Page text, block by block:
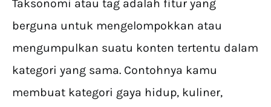
Taksonomi atau tag adalah fitur yang
berguna untuk mengelompokkan atau
mengumpulkan suatu konten tertentu dalam
kategori yang sama. Contohnya kamu
membuat kategori gaya hidup, kuliner,